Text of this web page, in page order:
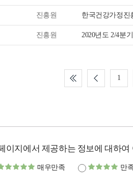
진흥원 한국건강가정진
진흥원 2020년도 2/4분
1
이지에서 제공하는 정보에 대하
매우만족 만